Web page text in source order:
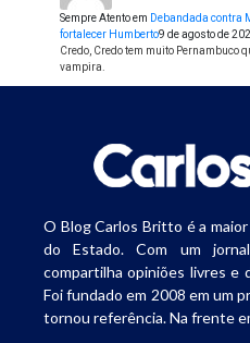
Sempre Atentoem Debandada contra
fortalecer Humberto9 de agosto de
Credo, Credo tem muito Pernambuco
vampira.
O Blog Carlos Britto é a
do Estado. Com um
compartilha opiniões livres e
Foi fundado em 2008 em um
tornou referência. Na frente